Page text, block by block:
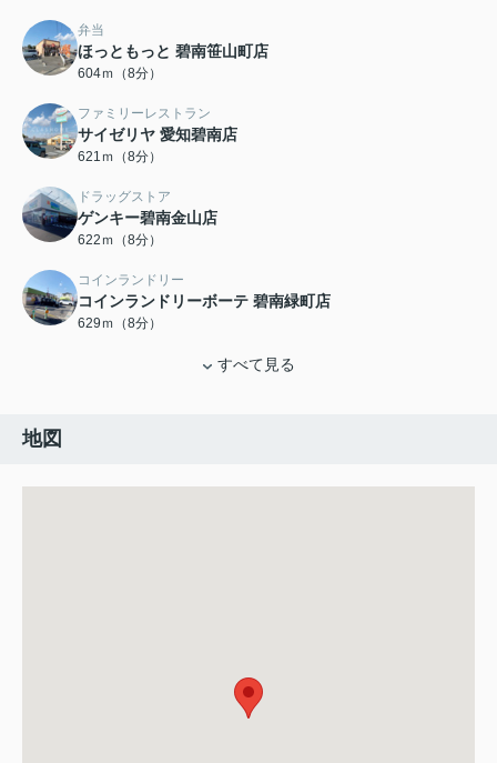
弁当
ほっともっと 碧南笹山町店
604ｍ（8分）
ファミリーレストラン
サイゼリヤ 愛知碧南店
621ｍ（8分）
ドラッグストア
ゲンキー碧南金山店
622ｍ（8分）
コインランドリー
コインランドリーボーテ 碧南緑町店
629ｍ（8分）
すべて見る
地図